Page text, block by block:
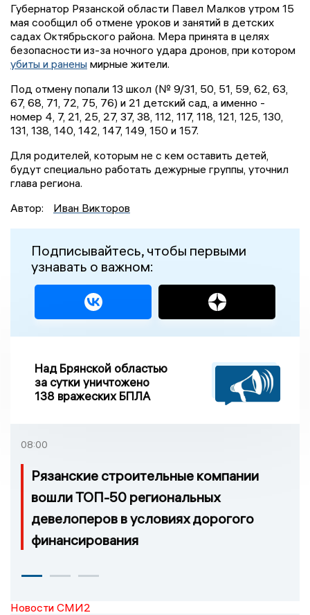
Губернатор Рязанской области Павел Малков утром 15
мая сообщил об отмене уроков и занятий в детских
садах Октябрьского района. Мера принята в целях
безопасности из-за ночного удара дронов, при котором
убиты и ранены мирные жители.
Под отмену попали 13 школ (№ 9/31, 50, 51, 59, 62, 63,
67, 68, 71, 72, 75, 76) и 21 детский сад, а именно -
номер 4, 7, 21, 25, 27, 37, 38, 112, 117, 118, 121, 125, 130,
131, 138, 140, 142, 147, 149, 150 и 157.
Для родителей, которым не с кем оставить детей,
будут специально работать дежурные группы, уточнил
глава региона.
Автор:
Иван Викторов
Подписывайтесь, чтобы первыми
узнавать о важном:
Над Брянской областью
за сутки уничтожено
138 вражеских БПЛА
08:00
Рязанские строительные компании
вошли ТОП-50 региональных
девелоперов в условиях дорогого
финансирования
Новости СМИ2